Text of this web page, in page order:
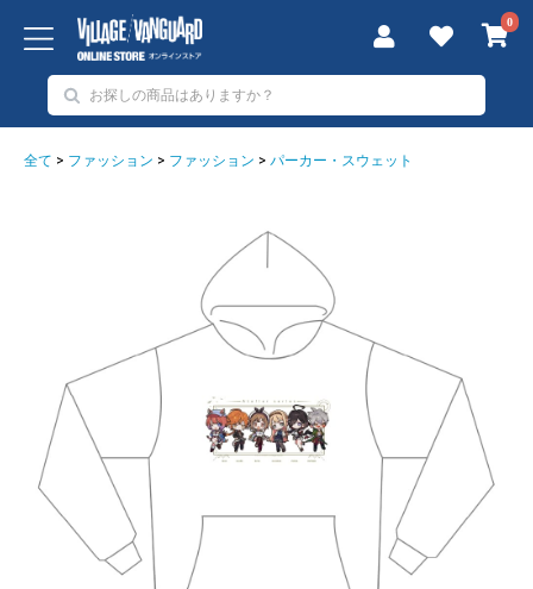
0
全て > ファッション > ファッション > パーカー・スウェット